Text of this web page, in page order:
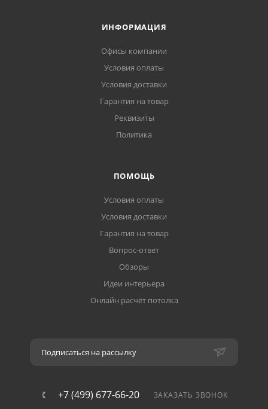
ИНФОРМАЦИЯ
Офисы компании
Условия оплаты
Условия доставки
Гарантия на товар
Реквизиты
Политика
ПОМОЩЬ
Условия оплаты
Условия доставки
Гарантия на товар
Вопрос-ответ
Обзоры
Идеи интерьера
Онлайн расчёт потолка
Подписаться на рассылку
+7 (499) 677-66-20 ЗАКАЗАТЬ ЗВОНОК